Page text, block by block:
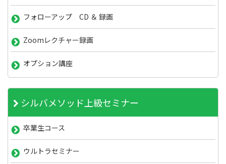
フォローアップ CD ＆ 録画
Zoomレクチャー録画
オプション講座
シルバメソッド上級セミナー
卒業生コース
ウルトラセミナー